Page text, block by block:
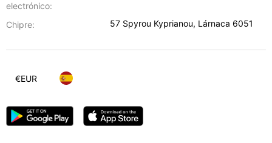
electrónico:
Chipre: 57 Spyrou Kyprianou, Lárnaca 6051
€EUR